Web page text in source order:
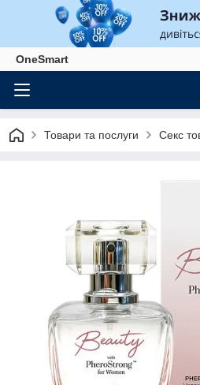
OneSmart
Товари та послуги Секс